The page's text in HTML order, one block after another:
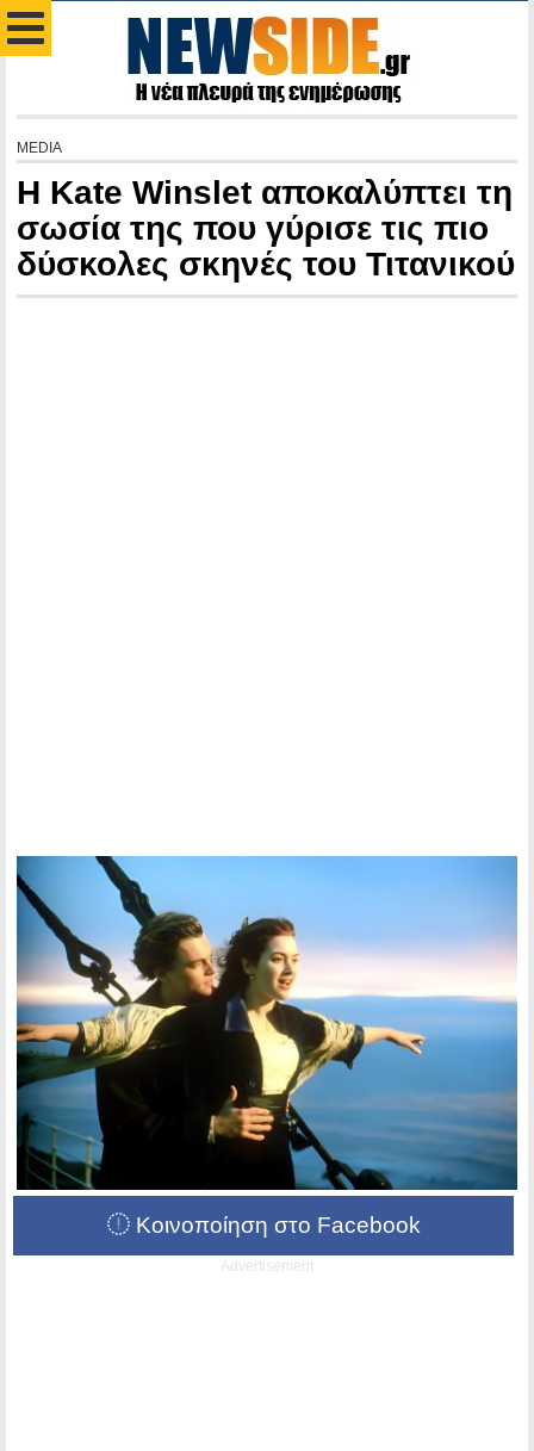
MEDIA
Η Kate Winslet αποκαλύπτει τη
σωσία της που γύρισε τις πιο
δύσκολες σκηνές του Τιτανικού
Κοινοποίηση στο Facebook
Advertisement